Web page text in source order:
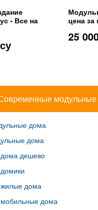
- Все на
цена за
25
дома
дома
дешево
дома
дома